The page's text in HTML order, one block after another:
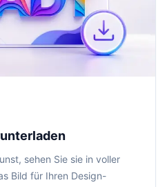
sehen Sie sie in voller
Bild für Ihren Design-